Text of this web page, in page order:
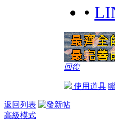
•
回復
使用道具
返回列表
高級模式